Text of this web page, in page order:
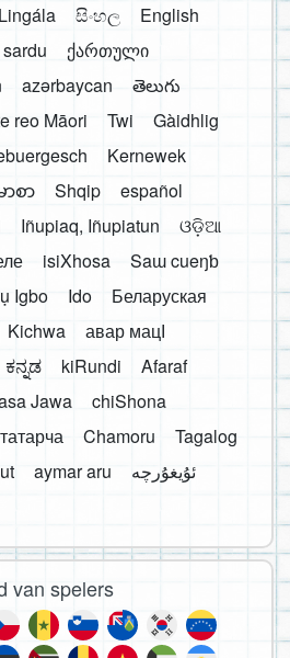
Lingála සිංහල
English
sardu
ქართული
azərbaycan
తెలుగు
reo Māori Twi
Gàidhlig
Kernewek
ာစာ Shqip
español
Iñupiaq, Iñupiatun
ଓଡ଼ିଆ
isiXhosa
Saɯ cueŋƅ
Igbo Ido
Беларуская
Kichwa
авар мацӀ
ಕನ್ನಡ kiRundi
Afaraf
Jawa
chiShona
татарча Chamoru
Tagalog
aymar aru
van spelers